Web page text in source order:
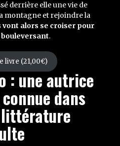
derrière elle une vie de
montagne et rejoindre la
vont alors se croiser pour
.
livre (21,00€)
: une autrice
dans
littérature